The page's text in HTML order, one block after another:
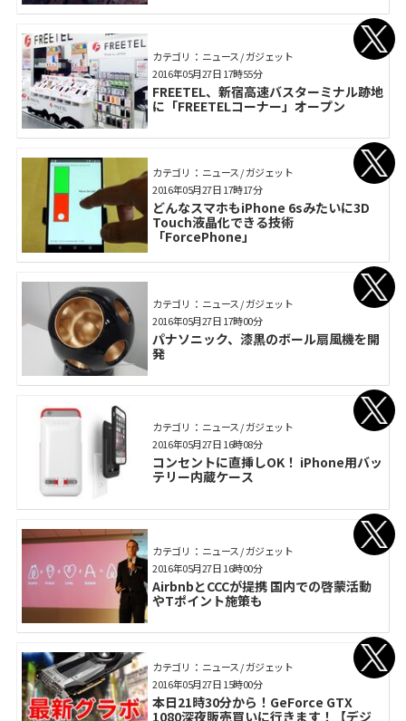
カテゴリ： ニュース / ガジェット
FREETEL、新宿高速バスターミナル跡地
に「FREETELコーナー」オープン
2016年05月27日 17時55分
カテゴリ： ニュース / ガジェット
どんなスマホもiPhone 6sみたいに3D
Touch液晶化できる技術
「ForcePhone」
2016年05月27日 17時17分
カテゴリ： ニュース / ガジェット
パナソニック、漆黒のボール扇風機を開
発
2016年05月27日 17時00分
カテゴリ： ニュース / ガジェット
コンセントに直挿しOK！ iPhone用バッ
テリー内蔵ケース
2016年05月27日 16時08分
カテゴリ： ニュース / ガジェット
AirbnbとCCCが提携 国内での啓蒙活動
やTポイント施策も
2016年05月27日 16時00分
カテゴリ： ニュース / ガジェット
本日21時30分から！GeForce GTX
1080深夜販売買いに行きます！【デジ
2016年05月27日 15時00分